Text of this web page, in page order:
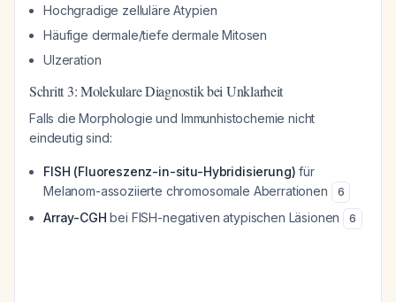
Hochgradige zelluläre Atypien
Häufige dermale/tiefe dermale Mitosen
Ulzeration
Schritt 3: Molekulare Diagnostik bei Unklarheit
Falls die Morphologie und Immunhistochemie nicht
eindeutig sind:
FISH (Fluoreszenz-in-situ-Hybridisierung) für
Melanom-assoziierte chromosomale Aberrationen
6
Array-CGH bei FISH-negativen atypischen Läsionen 6